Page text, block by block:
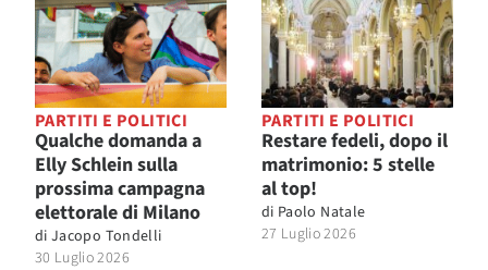
PARTITI E POLITICI
Qualche domanda a
Elly Schlein sulla
prossima campagna
elettorale di Milano
di Jacopo Tondelli
30 Luglio 2026
PARTITI E POLITICI
Restare fedeli, dopo il
matrimonio: 5 stelle
al top!
di Paolo Natale
27 Luglio 2026